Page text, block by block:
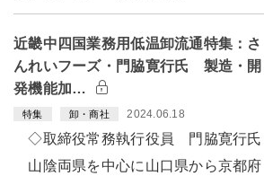
近畿中四国業務用低温卸流通特集：さ
んれいフーズ・門脇寛行氏 製造・開
発機能加…
特集 卸・商社 2024.06.18
◇取締役常務執行役員 門脇寛行氏
山陰両県を中心に山口県から京都府